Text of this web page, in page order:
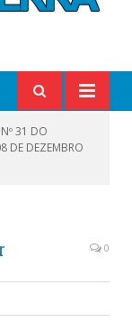
31 DO
DE DEZEMBRO
0